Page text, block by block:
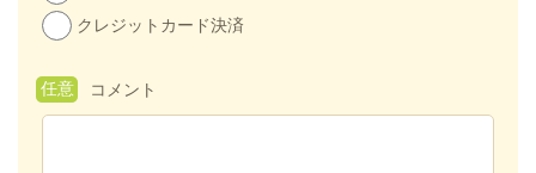
クレジットカード決済
コメント
任意